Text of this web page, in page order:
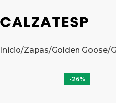
Inicio Zapas Golden Goose
-26%